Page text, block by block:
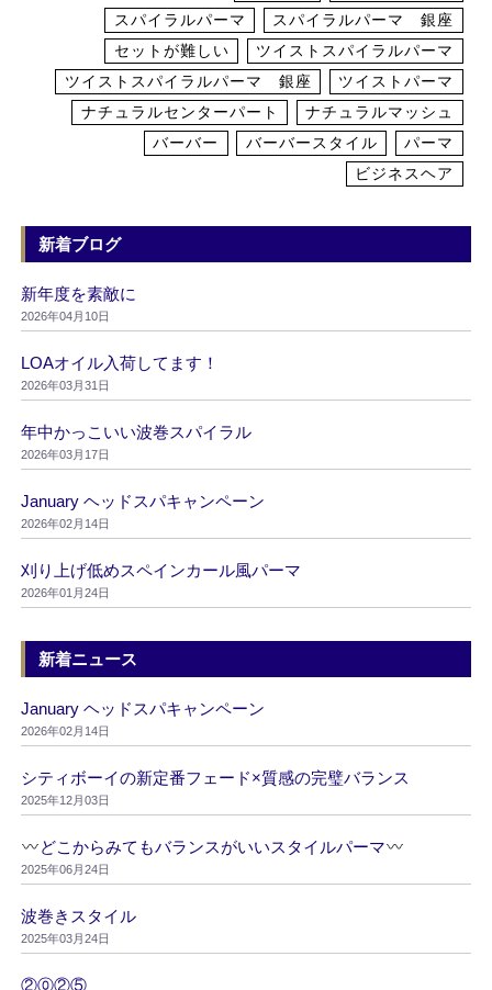
スパイラルパーマ
スパイラルパーマ 銀座
セットが難しい
ツイストスパイラルパーマ
ツイストスパイラルパーマ 銀座
ツイストパーマ
ナチュラルセンターパート
ナチュラルマッシュ
バーバー
バーバースタイル
パーマ
ビジネスヘア
新着ブログ
新年度を素敵に
2026年04月10日
LOAオイル入荷してます！
2026年03月31日
年中かっこいい波巻スパイラル
2026年03月17日
January ヘッドスパキャンペーン
2026年02月14日
刈り上げ低めスペインカール風パーマ
2026年01月24日
新着ニュース
January ヘッドスパキャンペーン
2026年02月14日
シティボーイの新定番フェード×質感の完璧バランス
2025年12月03日
どこからみてもバランスがいいスタイルパーマ
2025年06月24日
波巻きスタイル
2025年03月24日
②⓪②⑤